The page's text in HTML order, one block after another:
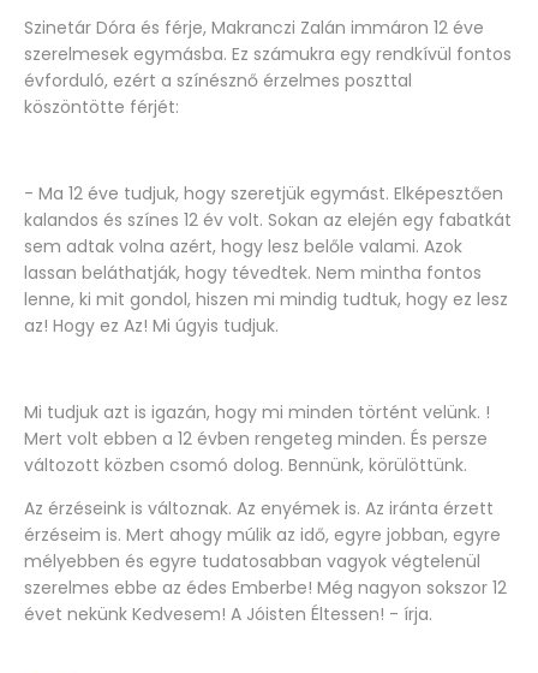
Szinetár Dóra és férje, Makranczi Zalán immáron 12 éve
szerelmesek egymásba. Ez számukra egy rendkívül fontos
évforduló, ezért a színésznő érzelmes poszttal
köszöntötte férjét:
- Ma 12 éve tudjuk, hogy szeretjük egymást. Elképesztően
kalandos és színes 12 év volt. Sokan az elején egy fabatkát
sem adtak volna azért, hogy lesz belőle valami. Azok
lassan beláthatják, hogy tévedtek. Nem mintha fontos
lenne, ki mit gondol, hiszen mi mindig tudtuk, hogy ez lesz
az! Hogy ez Az! Mi úgyis tudjuk.
Mi tudjuk azt is igazán, hogy mi minden történt velünk. !
Mert volt ebben a 12 évben rengeteg minden. És persze
változott közben csomó dolog. Bennünk, körülöttünk.
Az érzéseink is változnak. Az enyémek is. Az iránta érzett
érzéseim is. Mert ahogy múlik az idő, egyre jobban, egyre
mélyebben és egyre tudatosabban vagyok végtelenül
szerelmes ebbe az édes Emberbe! Még nagyon sokszor 12
évet nekünk Kedvesem! A Jóisten Éltessen! - írja.